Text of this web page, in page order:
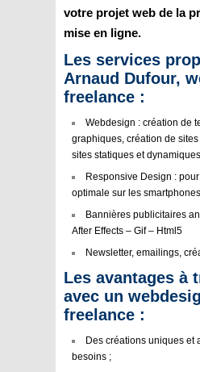
votre projet web de la
mise en ligne.
Les services
Arnaud Dufour,
freelance :
Webdesign : création de
graphiques, création de
sites statiques et
Responsive Design :
optimale sur les
Bannières publicitaires
After Effects – Gif – Html5
Newsletter, emailings,
Les avantages à
avec un
freelance :
Des créations uniques et
besoins ;